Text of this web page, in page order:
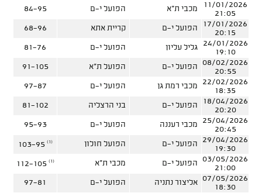
11/01/2026
21:05
מכבי ת"א הפועל י-ם
84-95
17/01/2026
20:15
הפועל י-ם קריית אתא
68-96
24/01/2026
19:10
גליל עליון הפועל י-ם
81-76
08/02/2026
20:55
הפועל י-ם הפועל ת"א
91-105
22/02/2026
18:35
מכבי רמת גן הפועל י-ם
97-87
18/04/2026
20:20
הפועל י-ם בני הרצליה
81-102
25/04/2026
20:45
מכבי רעננה הפועל י-ם
95-93
29/04/2026
19:30
הפועל י-ם הפועל חולון 103-95 (1)
03/05/2026
21:00
הפועל י-ם מכבי ת"א 112-105 (1)
07/05/2026
18:30
אליצור נתניה הפועל י-ם
97-81